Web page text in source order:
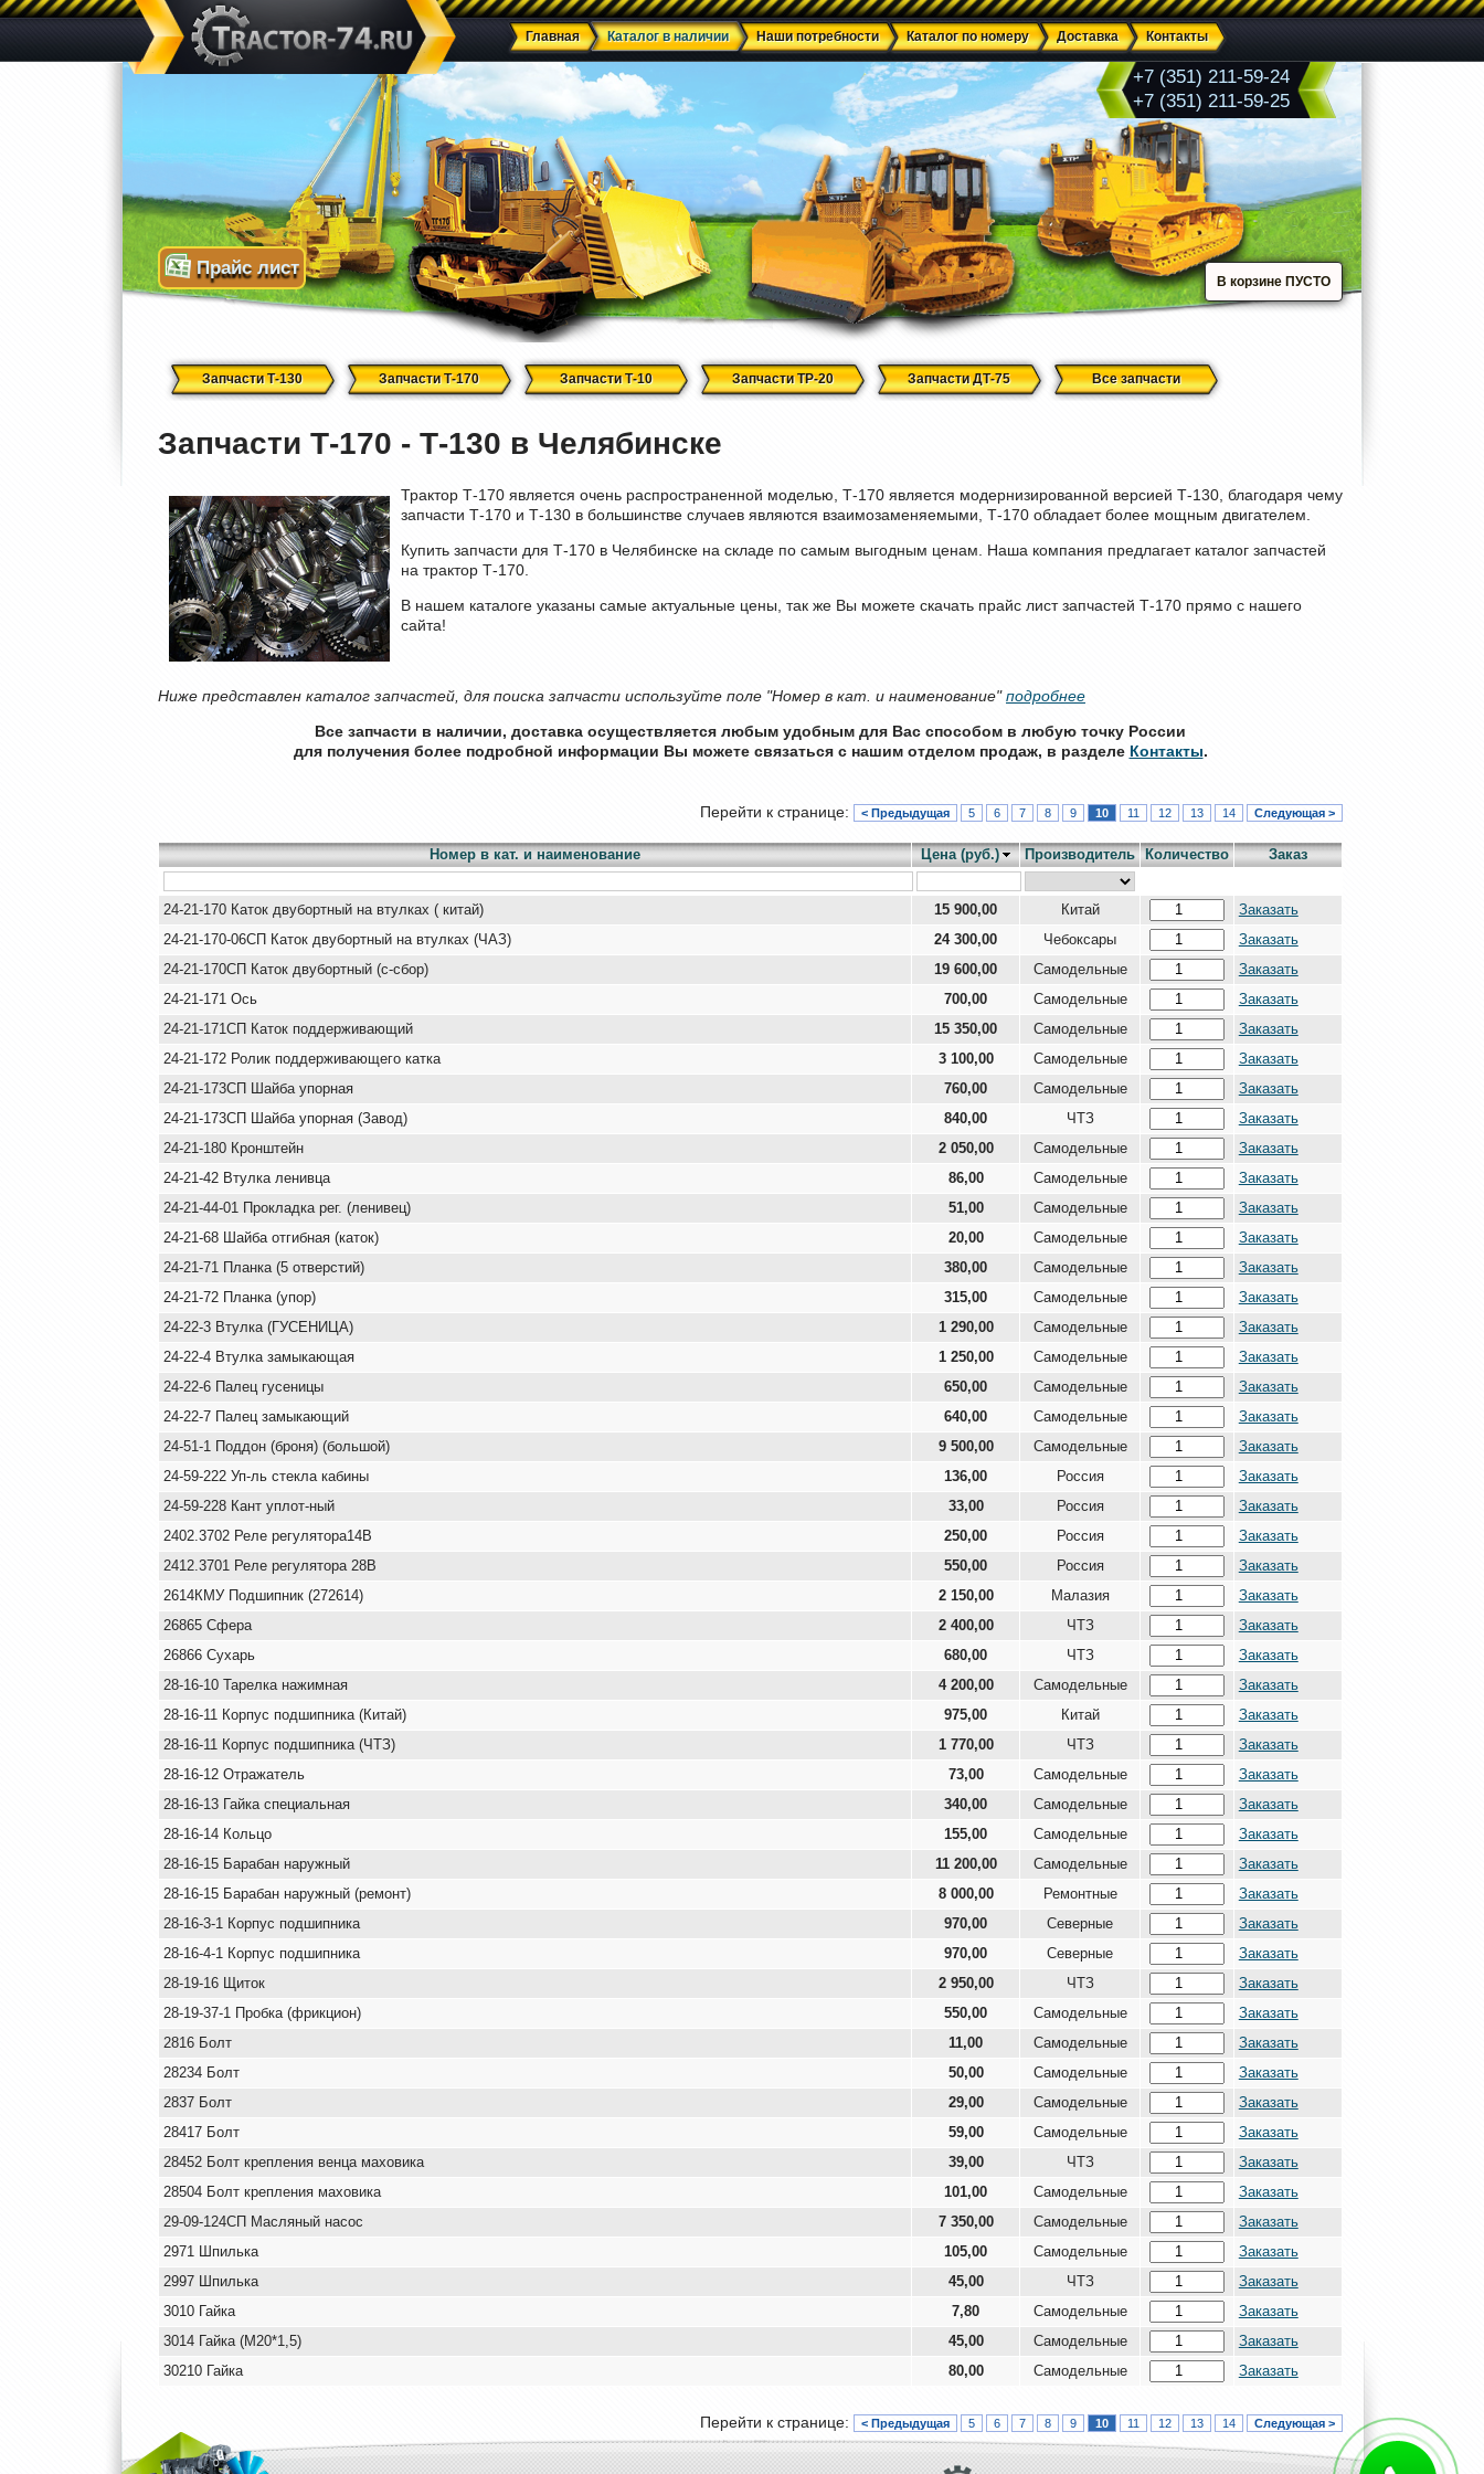
Главная Каталог в наличии Наши потребности Каталог по номеру Доставка Контакты
+7 (351) 211-59-24
+7 (351) 211-59-25
В корзине ПУСТО
Запчасти Т-130 Запчасти Т-170 Запчасти Т-10 Запчасти ТР-20 Запчасти ДТ-75 Все запчасти
Прайс лист
Запчасти Т-170 - Т-130 в Челябинске
Трактор Т-170 является очень распространенной моделью, Т-170 является модернизированной версией Т-130, благодаря чему
запчасти Т-170 и Т-130 в большинстве случаев являются взаимозаменяемыми, Т-170 обладает более мощным двигателем.
Купить запчасти для Т-170 в Челябинске на складе по самым выгодным ценам. Наша компания предлагает каталог запчастей
на трактор Т-170.
В нашем каталоге указаны самые актуальные цены, так же Вы можете скачать прайс лист запчастей Т-170 прямо с нашего
сайта!
Ниже представлен каталог запчастей, для поиска запчасти используйте поле "Номер в кат. и наименование"подробнее
Все запчасти в наличии, доставка осуществляется любым удобным для Вас способом в любую точку России
для получения более подробной информации Вы можете связаться с нашим отделом продаж, в разделе Контакты.
Перейти к странице: < Предыдущая 5 6 7 8 9 10 11 12 13 14 Следующая >
Номер в кат. и наименование Цена (руб.) Производитель Количество Заказ
24-21-170 Каток двубортный на втулках ( китай) 15 900,00 Китай
Заказать
24-21-170-06СП Каток двубортный на втулках (ЧАЗ)
24 300,00 Чебоксары
Заказать
24-21-170СП Каток двубортный (с-сбор)
19 600,00 Самодельные
Заказать
24-21-171 Ось
700,00 Самодельные
Заказать
24-21-171СП Каток поддерживающий
15 350,00 Самодельные
Заказать
24-21-172 Ролик поддерживающего катка
3 100,00 Самодельные
Заказать
24-21-173СП Шайба упорная
760,00 Самодельные
Заказать
24-21-173СП Шайба упорная (Завод)
840,00 ЧТЗ
Заказать
24-21-180 Кронштейн
2 050,00 Самодельные
Заказать
24-21-42 Втулка ленивца
86,00 Самодельные
Заказать
24-21-44-01 Прокладка рег. (ленивец)
51,00 Самодельные
Заказать
24-21-68 Шайба отгибная (каток)
20,00 Самодельные
Заказать
24-21-71 Планка (5 отверстий)
380,00 Самодельные
Заказать
24-21-72 Планка (упор)
315,00 Самодельные
Заказать
24-22-3 Втулка (ГУСЕНИЦА)
1 290,00 Самодельные
Заказать
24-22-4 Втулка замыкающая
1 250,00 Самодельные
Заказать
24-22-6 Палец гусеницы
650,00 Самодельные
Заказать
24-22-7 Палец замыкающий
640,00 Самодельные
Заказать
24-51-1 Поддон (броня) (большой)
9 500,00 Самодельные
Заказать
24-59-222 Уп-ль стекла кабины
136,00 Россия
Заказать
24-59-228 Кант уплот-ный
33,00 Россия
Заказать
2402.3702 Реле регулятора14В
250,00 Россия
Заказать
2412.3701 Реле регулятора 28В
550,00 Россия
Заказать
2614КМУ Подшипник (272614)
2 150,00 Малазия
Заказать
26865 Сфера
2 400,00 ЧТЗ
Заказать
26866 Сухарь
680,00 ЧТЗ
Заказать
28-16-10 Тарелка нажимная
4 200,00 Самодельные
Заказать
28-16-11 Корпус подшипника (Китай)
975,00 Китай
Заказать
28-16-11 Корпус подшипника (ЧТЗ)
1 770,00 ЧТЗ
Заказать
28-16-12 Отражатель
73,00 Самодельные
Заказать
28-16-13 Гайка специальная
340,00 Самодельные
Заказать
28-16-14 Кольцо
155,00 Самодельные
Заказать
28-16-15 Барабан наружный
11 200,00 Самодельные
Заказать
28-16-15 Барабан наружный (ремонт)
8 000,00 Ремонтные
Заказать
28-16-3-1 Корпус подшипника
970,00 Северные
Заказать
28-16-4-1 Корпус подшипника
970,00 Северные
Заказать
28-19-16 Щиток
2 950,00 ЧТЗ
Заказать
28-19-37-1 Пробка (фрикцион)
550,00 Самодельные
Заказать
2816 Болт
11,00 Самодельные
Заказать
28234 Болт
50,00 Самодельные
Заказать
2837 Болт
29,00 Самодельные
Заказать
28417 Болт
59,00 Самодельные
Заказать
28452 Болт крепления венца маховика
39,00 ЧТЗ
Заказать
28504 Болт крепления маховика
101,00 Самодельные
Заказать
29-09-124СП Масляный насос
7 350,00 Самодельные
Заказать
2971 Шпилька
105,00 Самодельные
Заказать
2997 Шпилька
45,00 ЧТЗ
Заказать
3010 Гайка
7,80 Самодельные
Заказать
3014 Гайка (М20*1,5)
45,00 Самодельные
Заказать
30210 Гайка
80,00 Самодельные Заказать
Перейти к странице: < Предыдущая 5 6 7 8 9 10 11 12 13 14 Следующая >